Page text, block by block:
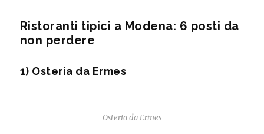
Ristoranti tipici a Modena: 6 posti da
non perdere
1) Osteria da Ermes
Osteria da Ermes